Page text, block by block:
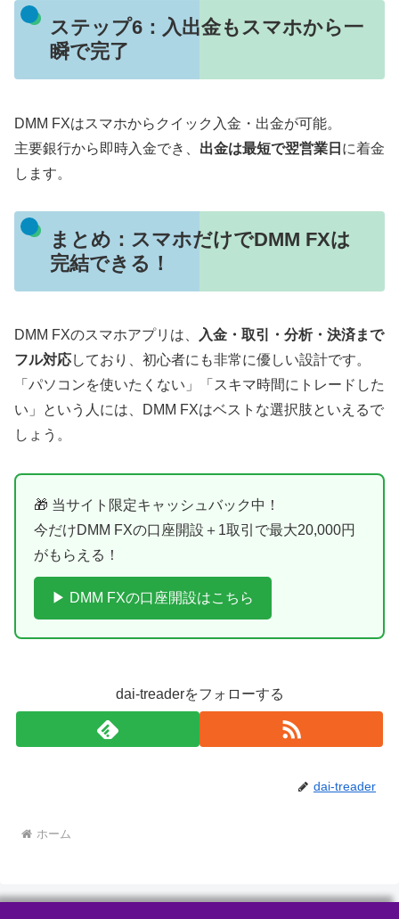
ステップ6：入出金もスマホから一
瞬で完了
DMM FXはスマホからクイック入金・出金が可能。
主要銀行から即時入金でき、 出金は最短で翌営業日 に着金
します。
まとめ：スマホだけでDMM FXは
完結できる！
DMM FXのスマホアプリは、
入金・取引・分析・決済まで
フル対応しており、初心者にも非常に優しい設計です。
「パソコンを使いたくない」「スキマ時間にトレードした
い」という人には、DMM FXはベストな選択肢といえるで
しょう。
🎁 当サイト限定キャッシュバック中！
今だけDMM FXの口座開設＋1取引で最大20,000円
がもらえる！
▶ DMM FXの口座開設はこちら
dai-treaderをフォローする
dai-treader
ホーム